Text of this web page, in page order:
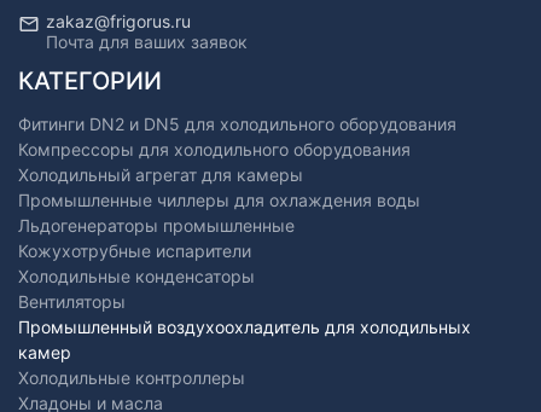
zakaz@frigorus.ru
Почта для ваших заявок
КАТЕГОРИИ
Фитинги DN2 и DN5 для холодильного оборудования
Компрессоры для холодильного оборудования
Холодильный агрегат для камеры
Промышленные чиллеры для охлаждения воды
Льдогенераторы промышленные
Кожухотрубные испарители
Холодильные конденсаторы
Вентиляторы
Промышленный воздухоохладитель для холодильных
камер
Холодильные контроллеры
Хладоны и масла